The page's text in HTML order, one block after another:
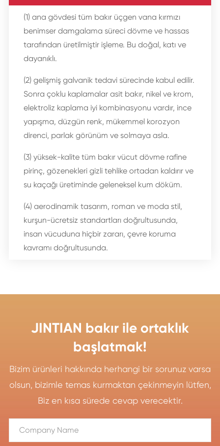
(1) ana gövdesi tüm bakır üçgen vana kırmızı
benimser damgalama süreci dövme ve hassas
tarafından üretilmiştir işleme. Bu doğal, katı ve
dayanıklı.
(2) gelişmiş galvanik tedavi sürecinde kabul edilir.
Sonra çoklu kaplamalar asit bakır, nikel ve krom,
elektroliz kaplama iyi kombinasyonu vardır, ince
yapışma, düzgün renk, mükemmel korozyon
direnci, parlak görünüm ve solmaya asla.
(3) yüksek-kalite tüm bakır vücut dövme rafine
pirinç, gözenekleri gizli tehlike ortadan kaldırır ve
su kaçağı üretiminde geleneksel kum döküm.
(4) aerodinamik tasarım, roman ve moda stil,
kurşun-ücretsiz standartları doğrultusunda,
insan vücuduna hiçbir zararı, çevre koruma
kavramı doğrultusunda.
JINTIAN bakır ile ortaklık
başlatmak!
Bizim ürünleri hakkında herhangi bir sorunuz varsa
olsun, bizimle temas kurmaktan çekinmeyin lütfen,
Biz en kısa sürede cevap verecektir.